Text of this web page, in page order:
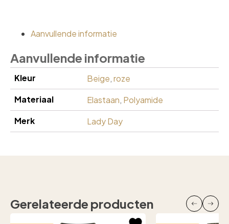
Aanvullende informatie
Aanvullende informatie
Kleur Beige,roze
Materiaal
Elastaan, Polyamide
Merk
Lady Day
Gerelateerde producten